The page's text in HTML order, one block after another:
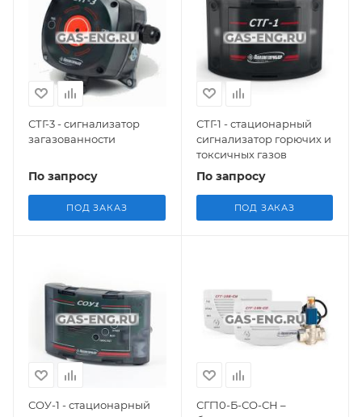
СТГ-3 - сигнализатор
загазованности
По запросу
ПОД ЗАКАЗ
СТГ-1 - стационарный
сигнализатор горючих и
токсичных газов
По запросу
ПОД ЗАКАЗ
СОУ-1 - стационарный
СГГ10-Б-СО-СН –